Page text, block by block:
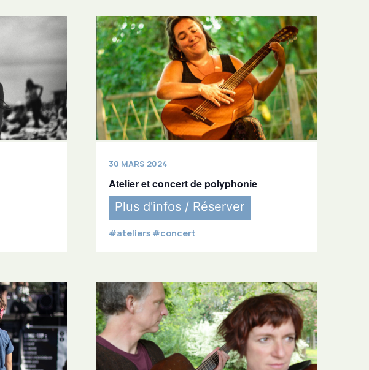
30 MARS 2024
Atelier et concert de polyphonie
Plus d'infos / Réserver
#ateliers #concert